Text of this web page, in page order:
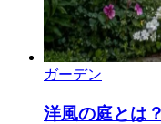
ガーデン
洋風の庭とは